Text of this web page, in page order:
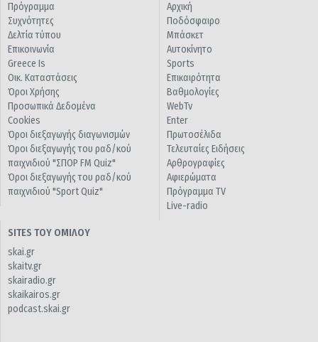
Πρόγραμμα
Συχνότητες
Δελτία τύπου
Επικοινωνία
Greece Is
Οικ. Καταστάσεις
Όροι Χρήσης
Προσωπικά Δεδομένα
Cookies
Όροι διεξαγωγής διαγωνισμών
Όροι διεξαγωγής του ραδ/κού
παιχνιδιού "ΣΠΟΡ FM Quiz"
Όροι διεξαγωγής του ραδ/κού
παιχνιδιού "Sport Quiz"
Αρχική
Ποδόσφαιρο
Μπάσκετ
Αυτοκίνητο
Sports
Επικαιρότητα
Βαθμολογίες
WebTv
Enter
Πρωτοσέλιδα
Τελευταίες Ειδήσεις
Αρθρογραφίες
Αφιερώματα
Πρόγραμμα TV
Live-radio
SITES ΤΟΥ ΟΜΙΛΟΥ
skai.gr
skaitv.gr
skairadio.gr
skaikairos.gr
podcast.skai.gr